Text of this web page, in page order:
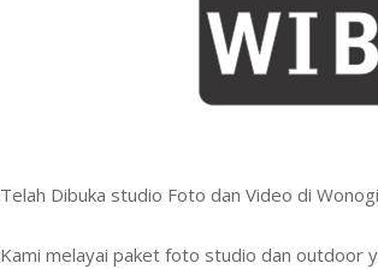
Telah Dibuka studio Foto dan Video di
Kami melayai paket foto studio dan outdoor